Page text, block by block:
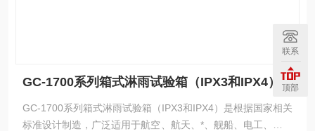
GC-1700系列箱式淋雨试验箱（IPX3和IPX4）
GC-1700系列箱式淋雨试验箱（IPX3和IPX4）是根据国家相关
标准设计制造，广泛适用于航空、航天、*、舰船、电工、电子
联系
顶部